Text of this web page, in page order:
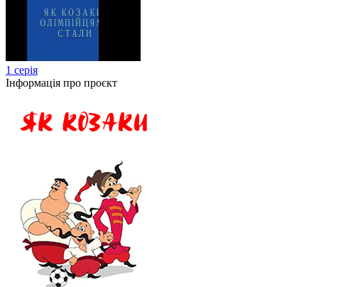
1 серія
Інформація про проєкт